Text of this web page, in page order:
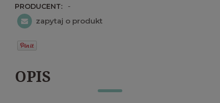
PRODUCENT:
-
zapytaj o produkt
OPIS